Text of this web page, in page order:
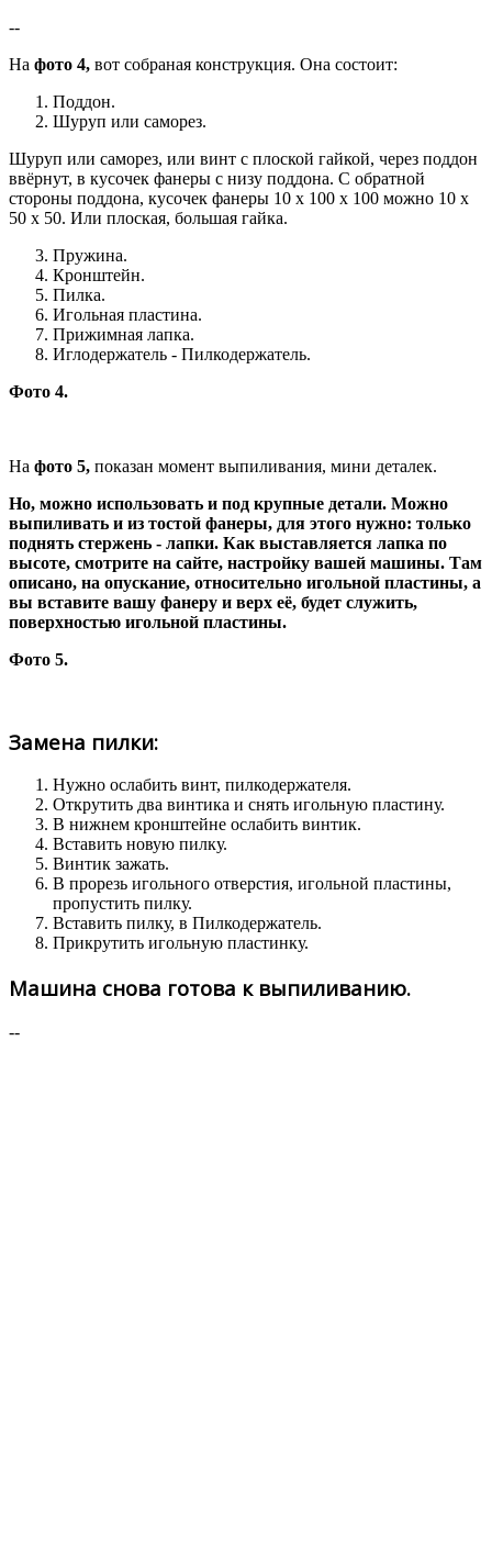
--
На фото 4, вот собраная конструкция. Она состоит:
Поддон.
Шуруп или саморез.
Шуруп или саморез, или винт с плоской гайкой, через поддон
ввёрнут, в кусочек фанеры с низу поддона. С обратной
стороны поддона, кусочек фанеры 10 х 100 х 100 можно 10 х
50 х 50. Или плоская, большая гайка.
Пружина.
Кронштейн.
Пилка.
Игольная пластина.
Прижимная лапка.
Иглодержатель - Пилкодержатель.
Фото 4.
На фото 5, показан момент выпиливания, мини деталек.
Но, можно использовать и под крупные детали. Можно
выпиливать и из тостой фанеры, для этого нужно: только
поднять стержень - лапки. Как выставляется лапка по
высоте, смотрите на сайте, настройку вашей машины. Там
описано, на опускание, относительно игольной пластины, а
вы вставите вашу фанеру и верх её, будет служить,
поверхностью игольной пластины.
Фото 5.
Замена пилки:
Нужно ослабить винт, пилкодержателя.
Открутить два винтика и снять игольную пластину.
В нижнем кронштейне ослабить винтик.
Вставить новую пилку.
Винтик зажать.
В прорезь игольного отверстия, игольной пластины,
пропустить пилку.
Вставить пилку, в Пилкодержатель.
Прикрутить игольную пластинку.
Машина снова готова к выпиливанию.
--